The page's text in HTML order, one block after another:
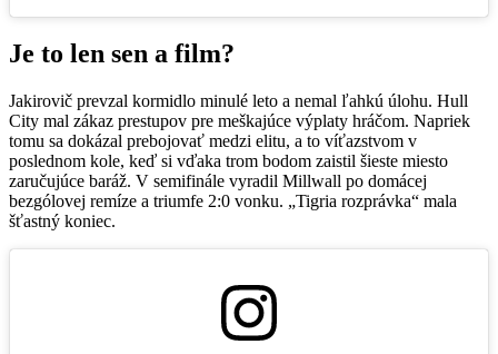
Je to len sen a film?
Jakirovič prevzal kormidlo minulé leto a nemal ľahkú úlohu. Hull
City mal zákaz prestupov pre meškajúce výplaty hráčom. Napriek
tomu sa dokázal prebojovať medzi elitu, a to víťazstvom v
poslednom kole, keď si vďaka trom bodom zaistil šieste miesto
zaručujúce baráž. V semifinále vyradil Millwall po domácej
bezgólovej remíze a triumfe 2:0 vonku. „Tigria rozprávka“ mala
šťastný koniec.